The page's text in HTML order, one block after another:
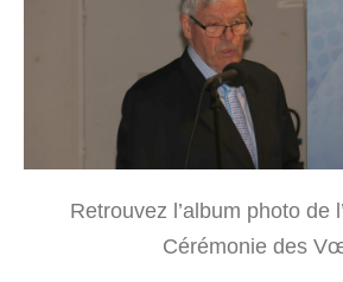
Retrouvez l’album photo de
Cérémonie des